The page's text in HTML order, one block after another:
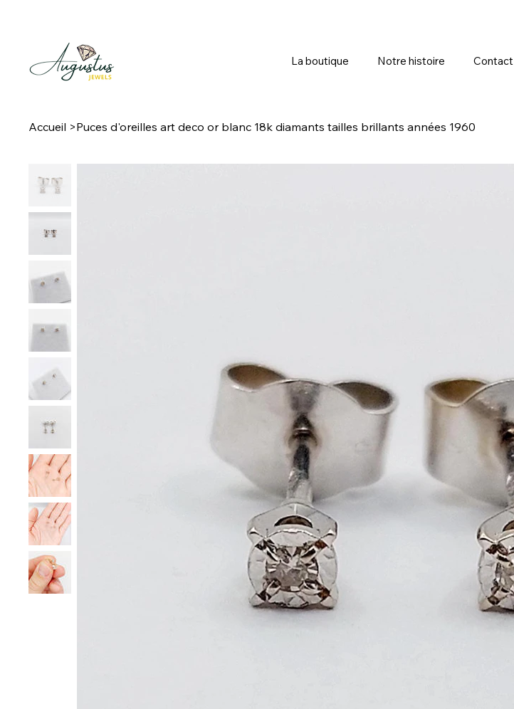
La boutique Notre histoire Contact
Accueil >Puces d'oreilles art deco or blanc 18k diamants tailles brillants années 1960